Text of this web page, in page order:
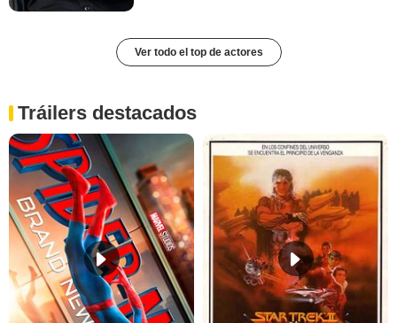
Ver todo el top de actores
Tráilers destacados